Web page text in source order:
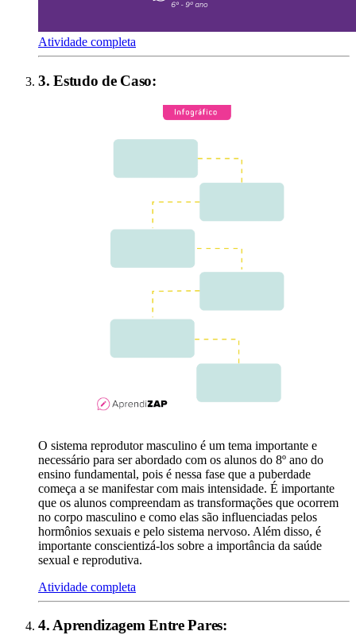
Atividade completa
3.Estudo de Caso:
O sistema reprodutor masculino é um tema importante e
necessário para ser abordado com os alunos do 8º ano do
ensino fundamental, pois é nessa fase que a puberdade
começa a se manifestar com mais intensidade. É importante
que os alunos compreendam as transformações que ocorrem
no corpo masculino e como elas são influenciadas pelos
hormônios sexuais e pelo sistema nervoso. Além disso, é
importante conscientizá-los sobre a importância da saúde
sexual e reprodutiva.
Atividade completa
4.Aprendizagem Entre Pares: